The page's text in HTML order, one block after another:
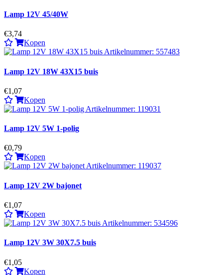
Lamp 12V 45/40W
€3,74
Kopen
Lamp 12V 18W 43X15 buis
€1,07
Kopen
Lamp 12V 5W 1-polig
€0,79
Kopen
Lamp 12V 2W bajonet
€1,07
Kopen
Lamp 12V 3W 30X7.5 buis
€1,05
Kopen